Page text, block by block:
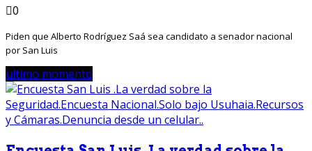
0
Piden que Alberto Rodríguez Saá sea candidato a senador nacional
por San Luis
ultimo momento